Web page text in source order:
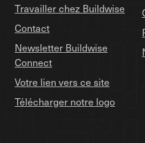
Travailler chez Buildwise
Contact
Newsletter Buildwise
Connect
Votre lien vers ce site
Télécharger notre logo